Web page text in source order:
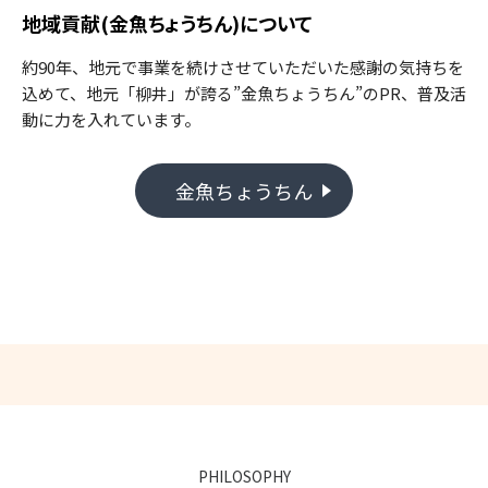
地域貢献(金魚ちょうちん)について
約90年、地元で事業を続けさせていただいた感謝の気持ちを
込めて、地元「柳井」が誇る”金魚ちょうちん”のPR、普及活
動に力を入れています。
金魚ちょうちん
PHILOSOPHY